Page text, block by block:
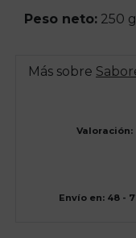
Peso neto: 250 g
Más sobre
Valoración:
Envío en: 48 -